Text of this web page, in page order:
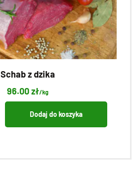
Schab z dzika
96.00zł/kg
Dodaj do koszyka